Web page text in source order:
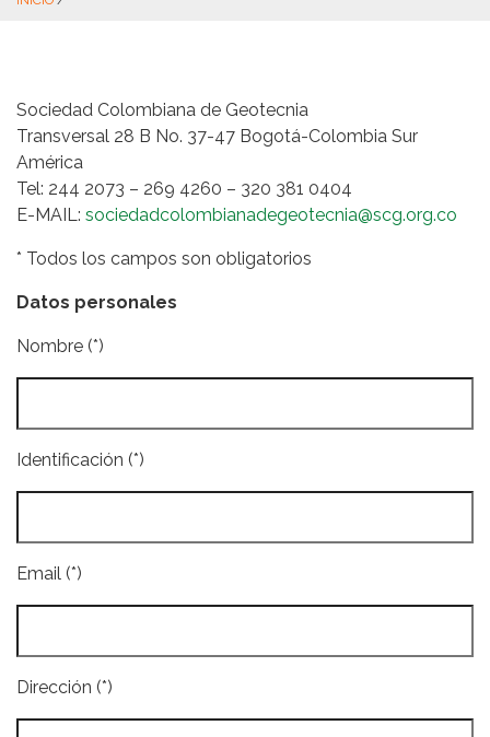
Sociedad Colombiana de Geotecnia
Transversal 28 B No. 37-47 Bogotá-Colombia Sur
América
Tel: 244 2073 – 269 4260 – 320 381 0404
E-MAIL: sociedadcolombianadegeotecnia@scg.org.co
* Todos los campos son obligatorios
Datos personales
Nombre (*)
Identificación (*)
Email (*)
Dirección (*)